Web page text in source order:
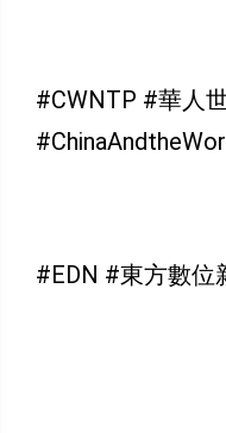
#CWNTP #華人
#EDN #東方數